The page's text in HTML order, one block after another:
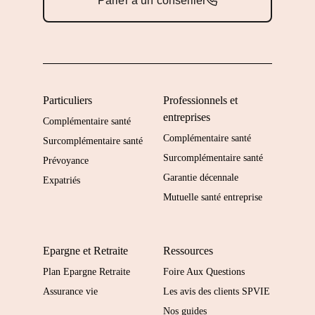
Particuliers
Complémentaire santé
Surcomplémentaire santé
Prévoyance
Expatriés
Professionnels et
entreprises
Complémentaire santé
Surcomplémentaire santé
Garantie décennale
Mutuelle santé entreprise
Epargne et Retraite
Plan Epargne Retraite
Assurance vie
Ressources
Foire Aux Questions
Les avis des clients SPVIE
Nos guides